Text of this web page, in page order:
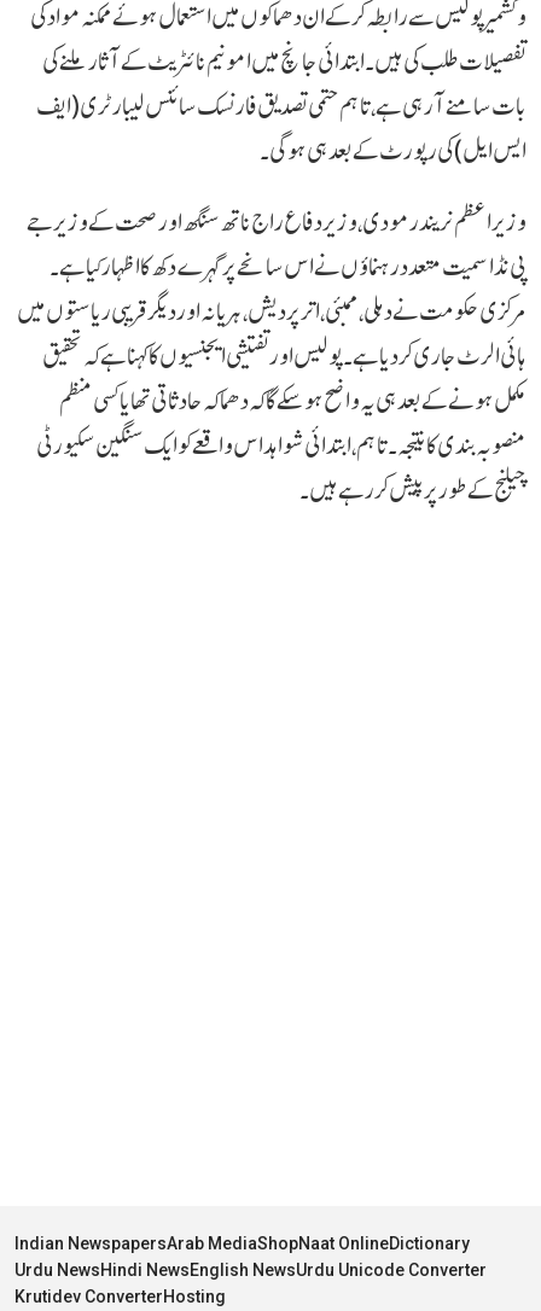
و کشمیر پولیس سے رابطہ کر کے ان دھماکوں میں استعمال ہوئے ممکنہ مواد کی
تفصیلات طلب کی ہیں۔ ابتدائی جانچ میں امونیم نائٹریٹ کے آثار ملنے کی
بات سامنے آ رہی ہے، تاہم حتمی تصدیق فارنسک سائنس لیبارٹری (ایف
ایس ایل) کی رپورٹ کے بعد ہی ہوگی۔
وزیر اعظم نریندر مودی، وزیر دفاع راج ناتھ سنگھ اور صحت کے وزیر جے
پی نڈا سمیت متعدد رہنماؤں نے اس سانحے پر گہرے دکھ کا اظہار کیا ہے۔
مرکزی حکومت نے دہلی، ممبئی، اتر پردیش، ہریانہ اور دیگر قریبی ریاستوں میں
ہائی الرٹ جاری کر دیا ہے۔ پولیس اور تفتیشی ایجنسیوں کا کہنا ہے کہ تحقیق
مکمل ہونے کے بعد ہی یہ واضح ہو سکے گا کہ دھماکہ حادثاتی تھا یا کسی منظم
منصوبہ بندی کا نتیجہ۔ تاہم، ابتدائی شواہد اس واقعے کو ایک سنگین سکیورٹی
چیلنج کے طور پر پیش کر رہے ہیں۔
Indian NewspapersArab MediaShopNaat OnlineDictionary
Urdu NewsHindi NewsEnglish NewsUrdu Unicode Converter
Krutidev ConverterHosting